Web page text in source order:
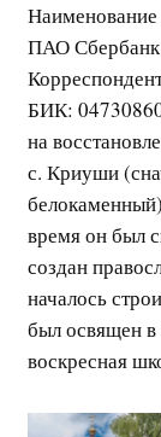
Наименование
ПАО Сбербанк
БИК:
на
с. Криуши
время он был
создан
началось
был освящен в
воскресная